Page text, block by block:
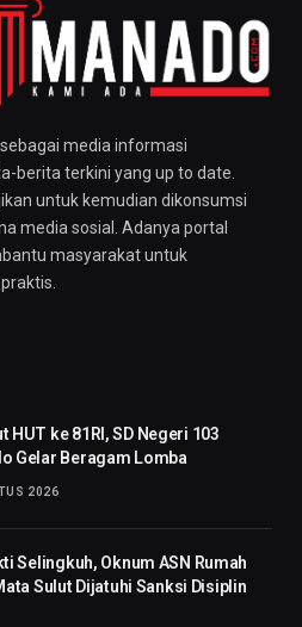
media informasi
berita terkini yang up to date.
untuk kemudian dikonsumsi
media sosial. Adanya portal
masyarakat untuk
HUT ke 81RI, SD Negeri 103
Gelar Beragam Lomba
2026
Selingkuh, Oknum ASN Rumah
Sulut Dijatuhi Sanksi Disiplin